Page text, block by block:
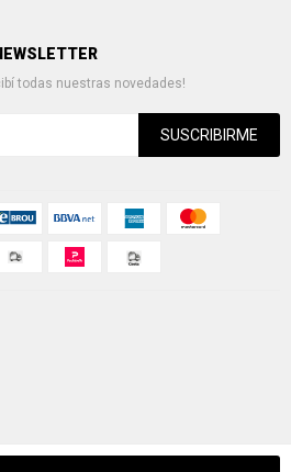
todas nuestras novedades!
SUSCRIBIRME